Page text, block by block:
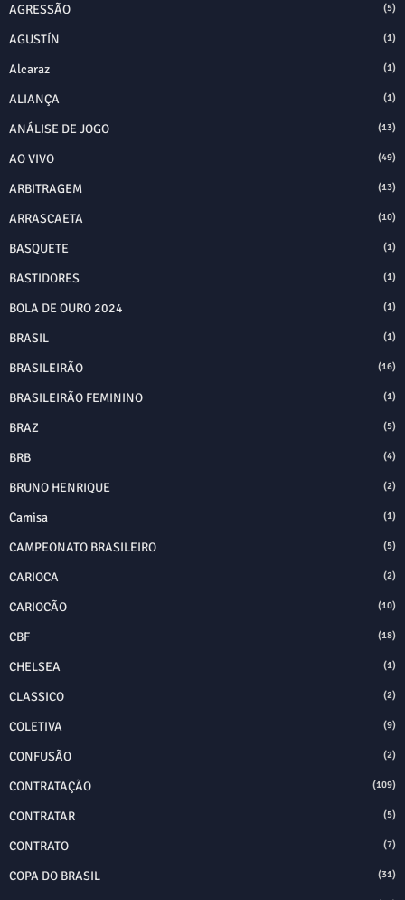
AGRESSÃO (5)
AGUSTÍN (1)
Alcaraz (1)
ALIANÇA (1)
ANÁLISE DE JOGO (13)
AO VIVO (49)
ARBITRAGEM (13)
ARRASCAETA (10)
BASQUETE (1)
BASTIDORES (1)
BOLA DE OURO 2024 (1)
BRASIL (1)
BRASILEIRÃO (16)
BRASILEIRÃO FEMININO (1)
BRAZ (5)
BRB (4)
BRUNO HENRIQUE (2)
Camisa (1)
CAMPEONATO BRASILEIRO (5)
CARIOCA (2)
CARIOCÃO (10)
CBF (18)
CHELSEA (1)
CLASSICO (2)
COLETIVA (9)
CONFUSÃO (2)
CONTRATAÇÃO (109)
CONTRATAR (5)
CONTRATO (7)
COPA DO BRASIL (31)